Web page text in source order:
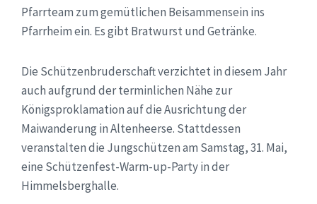
Pfarrteam zum gemütlichen Beisammensein ins
Pfarrheim ein. Es gibt Bratwurst und Getränke.
Die Schützenbruderschaft verzichtet in diesem Jahr
auch aufgrund der terminlichen Nähe zur
Königsproklamation auf die Ausrichtung der
Maiwanderung in Altenheerse. Stattdessen
veranstalten die Jungschützen am Samstag, 31. Mai,
eine Schützenfest-Warm-up-Party in der
Himmelsberghalle.